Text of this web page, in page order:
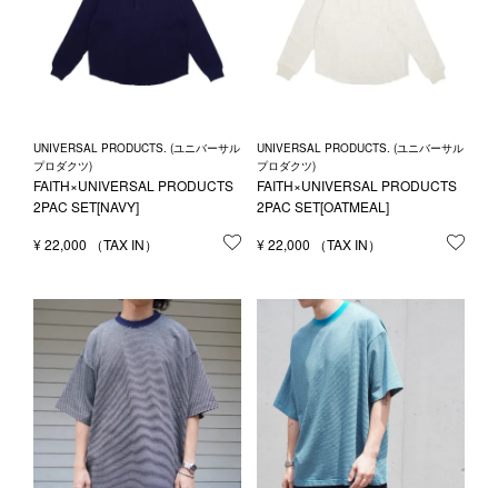
UNIVERSAL PRODUCTS. (ユニバーサル
プロダクツ)
FAITH×UNIVERSAL PRODUCTS
2PAC SET[NAVY]
¥22,000 お気に入りに登録する
UNIVERSAL PRODUCTS. (ユニバーサル
プロダクツ)
FAITH×UNIVERSAL PRODUCTS
2PAC SET[OATMEAL]
¥22,000